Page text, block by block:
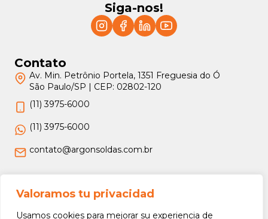
Valoramos tu privacidad
Usamos cookies para mejorar su experiencia de
Siga-nos!
Contato
Av. Min. Petrônio Portela, 1351 Freguesia do Ó
São Paulo/SP | CEP: 02802-120
(11) 3975-6000
(11) 3975-6000
contato@argonsoldas.com.br
Jurídico
Termos e Condições